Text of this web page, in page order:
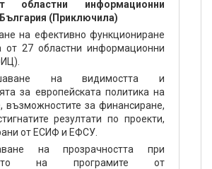
областни информационни
(Приключила)
на ефективно функциониране
от 27 областни информационни
на видимостта и
за европейската политика на
възможностите за финансиране,
резултати по проекти,
от ЕСИФ и ЕФСУ.
на прозрачността при
на програмите от